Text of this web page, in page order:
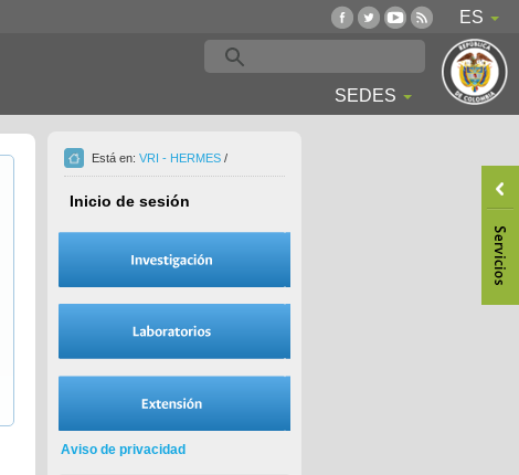
ES
SEDES
Está en: VRI - HERMES /
Inicio de sesión
Aviso de privacidad